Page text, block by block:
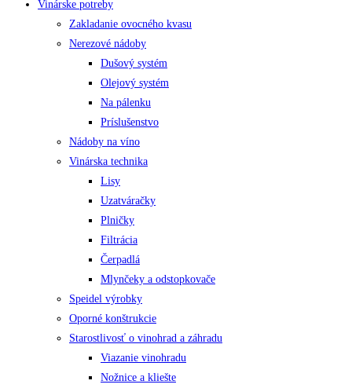
variantov.
Možnosti
si
môžete
vybrať
na
produktu.
Vinárske potreby
Zakladanie ovocného kvasu
Nerezové nádoby
Dušový systém
Olejový systém
Na pálenku
Príslušenstvo
Nádoby na víno
Vinárska technika
Lisy
Uzatváračky
Plničky
Filtrácia
Čerpadlá
Mlynčeky a odstopkovače
Speidel výrobky
Oporné konštrukcie
Starostlivosť o vinohrad a záhradu
Viazanie vinohradu
Nožnice a kliešte